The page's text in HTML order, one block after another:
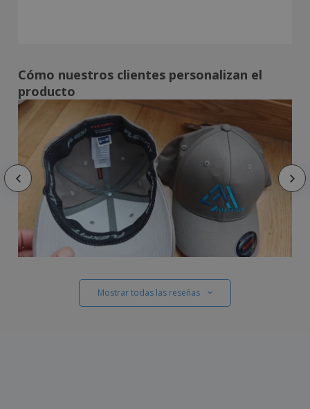
Cómo nuestros clientes personalizan el
producto
Mostrar todas las reseñas